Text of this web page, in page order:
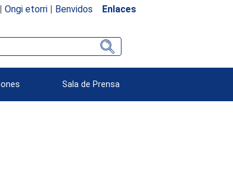
| Ongi etorri| Benvidos Enlaces
Sala de Prensa